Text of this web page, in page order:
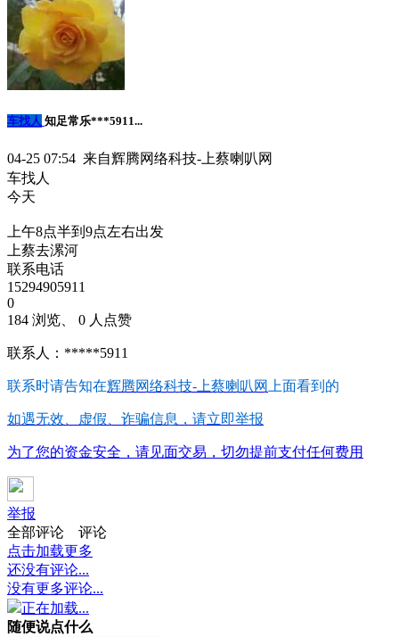
车找人 知足常乐***5911...
04-25 07:54 来自辉腾网络科技-上蔡喇叭网
车找人
今天
上午8点半到9点左右出发
上蔡去漯河
联系电话
15294905911
0
184 浏览、 0 人点赞
联系人：*****5911
联系时请告知在辉腾网络科技-上蔡喇叭网 上面看到的
如遇无效、虚假、诈骗信息，请立即举报
为了您的资金安全，请见面交易，切勿提前支付任何费用
举报
全部评论
评论
点击加载更多
还没有评论...
没有更多评论...
正在加载...
随便说点什么